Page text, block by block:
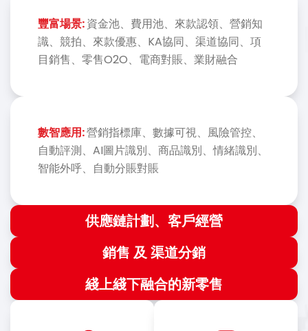
豐富場景:資金池、費用池、來款認領、營銷知
識、競拍、來款優惠、KA協同、渠道協同、項
目銷售、零售O2O、電商對賬、業財融合
數智應用:營銷指標庫、數據可視、風險管控、
自動評測、AI圖片識別、商品識別、情緒識別、
智能外呼、自動分賬對賬
供應鏈計劃、客戶經營
銷售 及 渠道分銷
綫上綫下融合的新零售